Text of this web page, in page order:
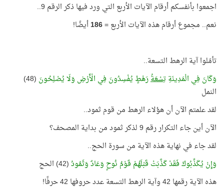
اجمعوا بأنفسكم أرقام الآيات الأربع التي ورد فيها ذكر الرقم 9..
نعم.. مجموع أرقام هذه الآيات الأربع =186أيضًا!
تأمّلوا آية الرهط التسعة..
وَكَانَ فِي الْمَدِينَةِتِسْعَةُرَهْطٍ يُفْسِدُونَ فِي الْأَرْضِ وَلَا يُصْلِحُونَ
(48)
النمل
لقد علمتم الآن أن هؤلاء الرهط من قوم ثمود..
الآن أين جاء التكرار رقم 9 لذكر ثمود من بداية المصحف؟
لقد جاء في نهاية هذه الآية من سورة الحج..
وَإِنْ يُكَذِّبُوكَ فَقَدْ كَذَّبَتْ قَبْلَهُمْ قَوْمُ نُوحٍ وَعَادٌ وَثَمُودُ(42) الحج
هذه الآية رقمها 42 وآية الرهط التسعة عدد حروفها 42 حرفًا!